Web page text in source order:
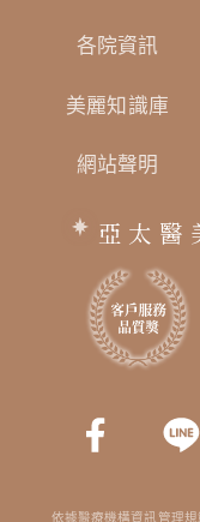
各院資訊
美麗知識庫
網站聲明
亞太醫
依據醫療機構資訊管理